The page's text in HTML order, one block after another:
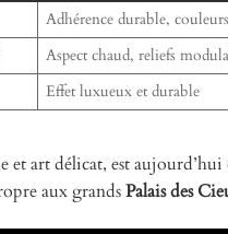
Adhérence durable,
Aspect chaud, reliefs
Effet luxueux et durable
art délicat, est
aux grandsPalais des